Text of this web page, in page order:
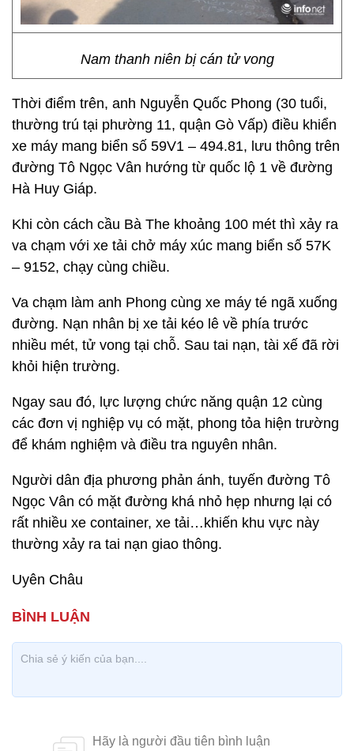
Nam thanh niên bị cán tử vong
Thời điểm trên, anh Nguyễn Quốc Phong (30 tuổi,
thường trú tại phường 11, quận Gò Vấp) điều khiển
xe máy mang biển số 59V1 – 494.81, lưu thông trên
đường Tô Ngọc Vân hướng từ quốc lộ 1 về đường
Hà Huy Giáp.
Khi còn cách cầu Bà The khoảng 100 mét thì xảy ra
va chạm với xe tải chở máy xúc mang biển số 57K
– 9152, chạy cùng chiều.
Va chạm làm anh Phong cùng xe máy té ngã xuống
đường. Nạn nhân bị xe tải kéo lê về phía trước
nhiều mét, tử vong tại chỗ. Sau tai nạn, tài xế đã rời
khỏi hiện trường.
Ngay sau đó, lực lượng chức năng quận 12 cùng
các đơn vị nghiệp vụ có mặt, phong tỏa hiện trường
để khám nghiệm và điều tra nguyên nhân.
Người dân địa phương phản ánh, tuyến đường Tô
Ngọc Vân có mặt đường khá nhỏ hẹp nhưng lại có
rất nhiều xe container, xe tải…khiến khu vực này
thường xảy ra tai nạn giao thông.
Uyên Châu